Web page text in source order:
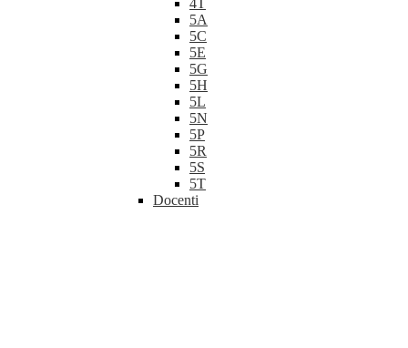
4T
5A
5C
5E
5G
5H
5L
5N
5P
5R
5S
5T
Docenti